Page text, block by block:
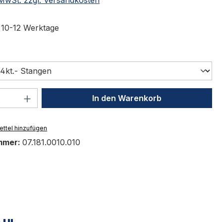
12 Werktage
Anzahl: Gib den gewünschten Wert
In den Warenkorb
hinzufügen
07.181.0010.010